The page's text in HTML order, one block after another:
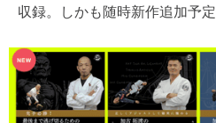
収録。しかも随時新作追加予定